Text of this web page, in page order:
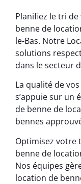
Planifiez le tri
benne de
le-Bas. Notre
solutions
dans le secteur
La qualité de
s’appuie sur un
de benne de
bennes
Optimisez votre
benne de
Nos équipes
location de